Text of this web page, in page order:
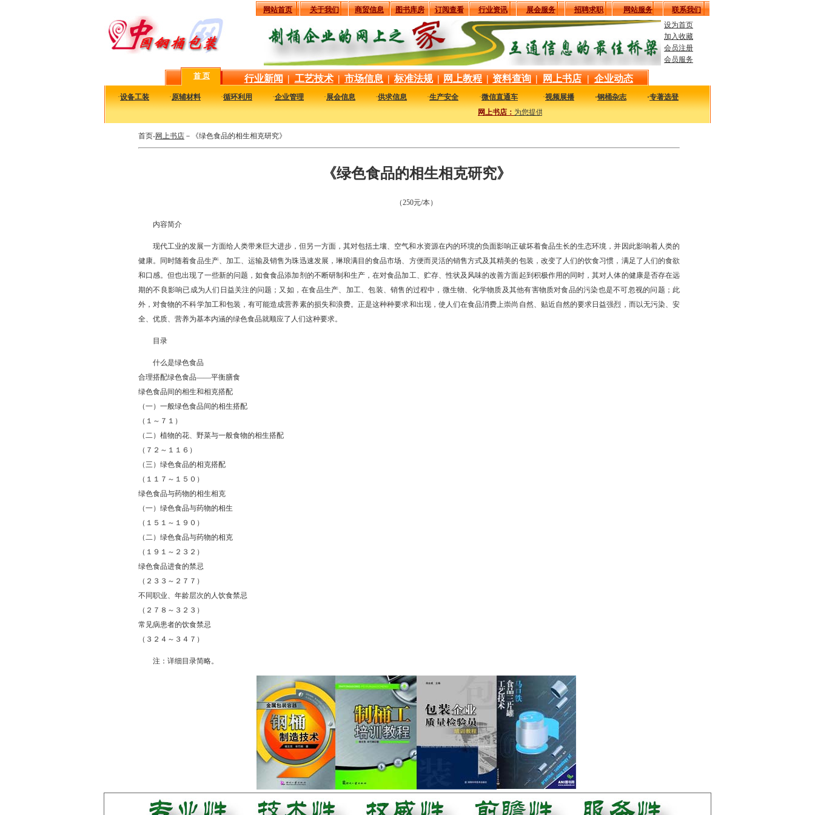
网站首页 关于我们 商贸信息 图书库房 订阅查看 行业资讯 展会服务 招聘求职 网站服务
联系我们
设为首页
加入收藏
会员注册
会员服务
首 页
行业新闻 | 工艺技术 | 市场信息 | 标准法规 | 网上教程 | 资料查询 | 网上书店 | 企业动态
·设备工装 ·原辅材料 ·循环利用 ·企业管理 ·展会信息 ·供求信息 ·生产安全 ·微信直通车 ·视频展播 ·钢桶杂志 ·专著选登
网上书店：为您提供最新最实用的图书，包括本站编著的图书及国内各组织内部发行的重要图书，以及行
首页-网上书店 －《绿色食品的相生相克研究》
《绿色食品的相生相克研究》
（250元/本）
内容简介
现代工业的发展一方面给人类带来巨大进步，但另一方面，其对包括土壤、空气和水资源在内的环境的负面影响正破坏着食品生长的生态环境，并因此影响着人类的
健康。同时随着食品生产、加工、运输及销售为珠迅速发展，琳琅满目的食品市场、方便而灵活的销售方式及其精美的包装，改变了人们的饮食习惯，满足了人们的食欲
和口感。但也出现了一些新的问题，如食食品添加剂的不断研制和生产，在对食品加工、贮存、性状及风味的改善方面起到积极作用的同时，其对人体的健康是否存在远
期的不良影响已成为人们日益关注的问题；又如，在食品生产、加工、包装、销售的过程中，微生物、化学物质及其他有害物质对食品的污染也是不可忽视的问题；此
外，对食物的不科学加工和包装，有可能造成营养素的损失和浪费。正是这种种要求和出现，使人们在食品消费上崇尚自然、贴近自然的要求日益强烈，而以无污染、安
全、优质、营养为基本内涵的绿色食品就顺应了人们这种要求。
目录
什么是绿色食品
合理搭配绿色食品——平衡膳食
绿色食品间的相生和相克搭配
（一）一般绿色食品间的相生搭配
（１～７１）
（二）植物的花、野菜与一般食物的相生搭配
（７２～１１６）
（三）绿色食品的相克搭配
（１１７～１５０）
绿色食品与药物的相生相克
（一）绿色食品与药物的相生
（１５１～１９０）
（二）绿色食品与药物的相克
（１９１～２３２）
绿色食品进食的禁忌
（２３３～２７７）
不同职业、年龄层次的人饮食禁忌
（２７８～３２３）
常见病患者的饮食禁忌
（３２４～３４７）
注：详细目录简略。